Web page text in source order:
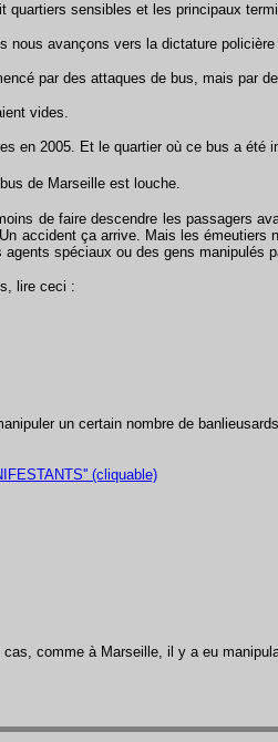
sensibles et les principaux
avançons vers la dictature
par des attaques de bus, mais par
vides.
en 2005. Et le quartier où ce bus a été
de Marseille est louche.
de faire descendre les passagers
accident ça arrive. Mais les
spéciaux ou des gens manipulés
lire ceci :
un certain nombre de
(cliquable)
comme à Marseille, il y a eu